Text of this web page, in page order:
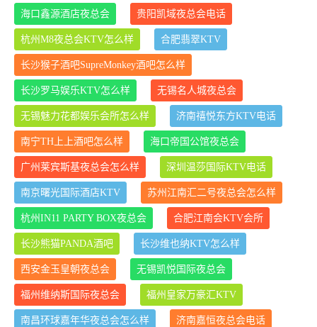
海口鑫源酒店夜总会 贵阳凯域夜总会电话
杭州M8夜总会KTV怎么样 合肥翡翠KTV
长沙猴子酒吧SupreMonkey酒吧怎么样
长沙罗马娱乐KTV怎么样 无锡名人城夜总会
无锡魅力花都娱乐会所怎么样 济南禧悦东方KTV电话
南宁TH上上酒吧怎么样 海口帝国公馆夜总会
广州莱宾斯基夜总会怎么样 深圳温莎国际KTV电话
南京曙光国际酒店KTV 苏州江南汇二号夜总会怎么样
杭州IN11 PARTY BOX夜总会 合肥江南会KTV会所
长沙熊猫PANDA酒吧 长沙维也纳KTV怎么样
西安金玉皇朝夜总会 无锡凯悦国际夜总会
福州维纳斯国际夜总会 福州皇家万豪汇KTV
南昌环球嘉年华夜总会怎么样 济南嘉恒夜总会电话